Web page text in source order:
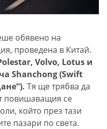
обявено на
проведена в Китай.
Volvo, Lotus и
Shanchong (Swift
Тя ще трябва да
повишаващия се
който през тази
пазари по света.